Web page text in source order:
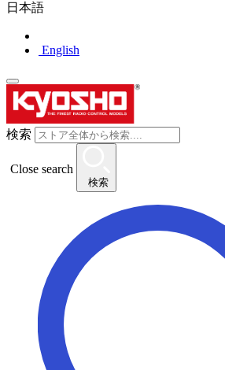
日本語
English
検索
Close search
検索